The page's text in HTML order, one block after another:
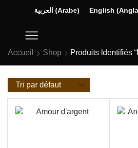
العربية (Arabe) English (
Accueil Shop Produits Identifiés